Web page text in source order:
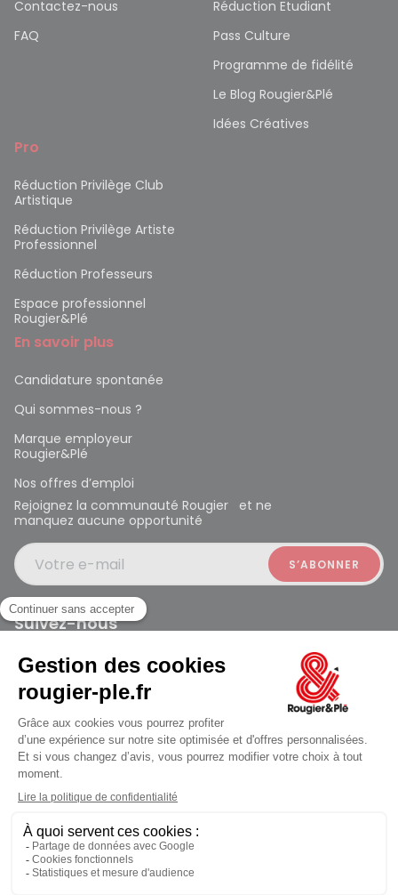
ouvert à 10:00
Contactez-nous
FAQ
Réduction Etudiant
Pass Culture
Programme de fidélité
Le Blog Rougier&Plé
Idées Créatives
Pro
Réduction Privilège Club
Artistique
Réduction Privilège Artiste
Professionnel
Réduction Professeurs
Espace professionnel
Rougier&Plé
En savoir plus
Candidature spontanée
Qui sommes-nous ?
Marque employeur
Rougier&Plé
Nos offres d’emploi
Rejoignez la communauté Rougier et ne
manquez aucune opportunité
Votre e-mail
Suivez-nous
Rougier et Plé 2024 Copyright
Mentions légales
Conditions générales des ventes
Données personnelles
Paiement sécurisé